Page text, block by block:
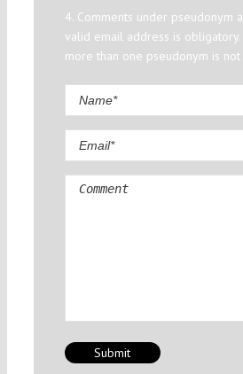
4. Comments under pseudonym
valid email address is
more than one pseudonym is
Comment